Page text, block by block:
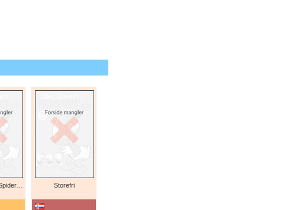
Storefri